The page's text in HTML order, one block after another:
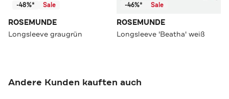
-48%* Sale
ROSEMUNDE
Longsleeve graugrün
-46%* Sale
ROSEMUNDE
Longsleeve 'Beatha' weiß
Andere Kunden kauften auch